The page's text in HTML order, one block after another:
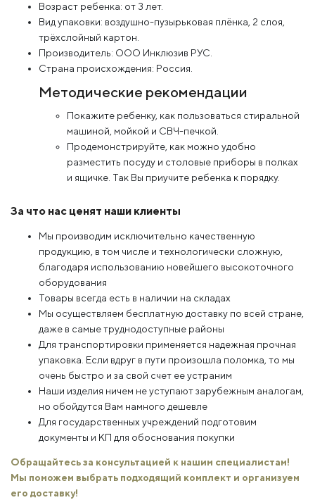
Возраст ребенка: от 3 лет.
Вид упаковки: воздушно-пузырьковая плёнка, 2 слоя,
трёхслойный картон.
Производитель: ООО Инклюзив РУС.
Страна происхождения: Россия.
Методические рекомендации
Покажите ребенку, как пользоваться стиральной
машиной, мойкой и СВЧ-печкой.
Продемонстрируйте, как можно удобно
разместить посуду и столовые приборы в полках
и ящичке. Так Вы приучите ребенка к порядку.
За что нас ценят наши клиенты
Мы производим исключительно качественную
продукцию, в том числе и технологически сложную,
благодаря использованию новейшего высокоточного
оборудования
Товары всегда есть в наличии на складах
Мы осуществляем бесплатную доставку по всей стране,
даже в самые труднодоступные районы
Для транспортировки применяется надежная прочная
упаковка. Если вдруг в пути произошла поломка, то мы
очень быстро и за свой счет ее устраним
Наши изделия ничем не уступают зарубежным аналогам,
но обойдутся Вам намного дешевле
Для государственных учреждений подготовим
документы и КП для обоснования покупки
Обращайтесь за консультацией к нашим специалистам!
Мы поможем выбрать подходящий комплект и организуем
его доставку!